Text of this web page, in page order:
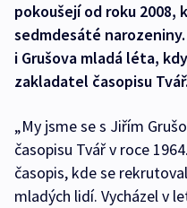
pokoušejí od roku 2008,
sedmdesáté
i Grušova mladá léta,
zakladatel časopisu Tvář.
„My jsme se s Jiřím
časopisu Tvář v roce
časopis, kde se
mladých lidí. Vycházel v